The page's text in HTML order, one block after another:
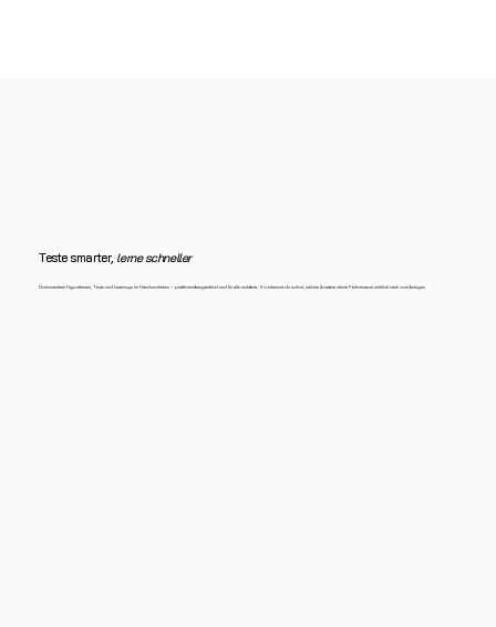
Teste smarter, lerne schneller
Dokumentiere Hypothesen, Tests und Learnings im Handumdrehen – plattformübergreifend und für alle sichtbar. So erkennst du sofort, welche Ansätze deine Performance wirklich nach vorn bringen.